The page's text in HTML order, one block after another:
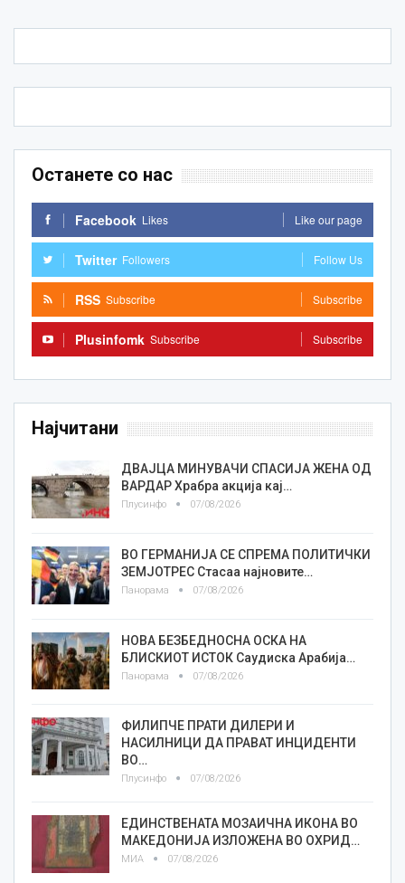
Останете со нас
Facebook Likes Like our page
Twitter Followers Follow Us
RSS Subscribe Subscribe
Plusinfomk Subscribe Subscribe
Најчитани
ДВАЈЦА МИНУВАЧИ СПАСИЈА ЖЕНА ОД
ВАРДАР Храбра акција кај…
Плусинфо 07/08/2026
ВО ГЕРМАНИЈА СЕ СПРЕМА ПОЛИТИЧКИ
ЗЕМЈОТРЕС Стасаа најновите…
Панорама 07/08/2026
НОВА БЕЗБЕДНОСНА ОСКА НА
БЛИСКИОТ ИСТОК Саудиска Арабија…
Панорама 07/08/2026
ФИЛИПЧЕ ПРАТИ ДИЛЕРИ И
НАСИЛНИЦИ ДА ПРАВАТ ИНЦИДЕНТИ
ВО…
Плусинфо 07/08/2026
ЕДИНСТВЕНАТА МОЗАИЧНА ИКОНА ВО
МАКЕДОНИЈА ИЗЛОЖЕНА ВО ОХРИД…
МИА 07/08/2026